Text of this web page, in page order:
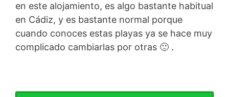
en este alojamiento, es algo bastante habitual
en Cádiz, y es bastante normal porque
cuando conoces estas playas ya se hace muy
complicado cambiarlas por otras 🙂 .